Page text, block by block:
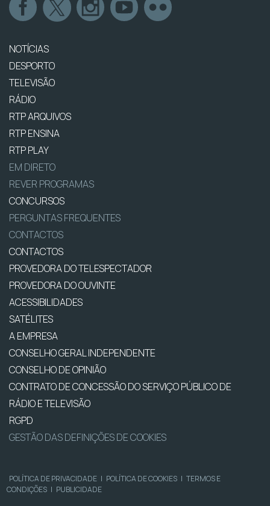
NOTÍCIAS
DESPORTO
TELEVISÃO
RÁDIO
RTP ARQUIVOS
RTP ENSINA
RTP PLAY
EM DIRETO
REVER PROGRAMAS
CONCURSOS
PERGUNTAS FREQUENTES
CONTACTOS
CONTACTOS
PROVEDORA DO TELESPECTADOR
PROVEDORA DO OUVINTE
ACESSIBILIDADES
SATÉLITES
A EMPRESA
CONSELHO GERAL INDEPENDENTE
CONSELHO DE OPINIÃO
CONTRATO DE CONCESSÃO DO SERVIÇO PÚBLICO DE
RÁDIO E TELEVISÃO
RGPD
GESTÃO DAS DEFINIÇÕES DE COOKIES
POLÍTICA DE PRIVACIDADE | POLÍTICA DE COOKIES | TERMOS E
CONDIÇÕES | PUBLICIDADE